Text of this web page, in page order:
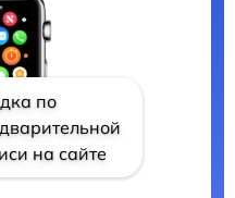
по
на сайте